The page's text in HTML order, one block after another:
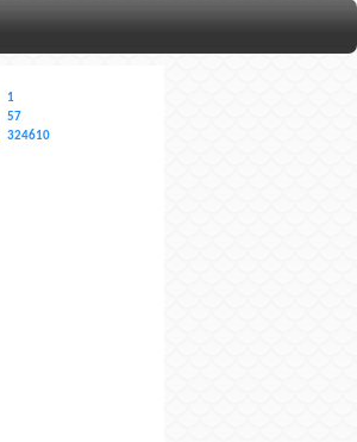
1
57
324610